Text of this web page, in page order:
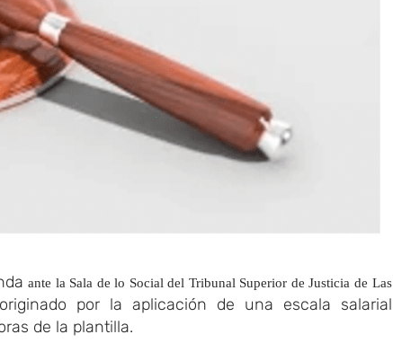
ante la Sala de lo Social del Tribunal Superior de Justicia de Las
por la aplicación de una escala salarial
de la plantilla.